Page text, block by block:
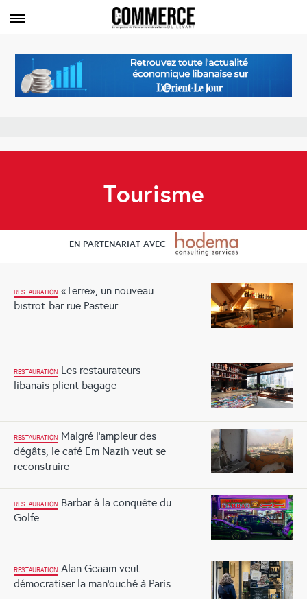
Tourisme
EN PARTENARIAT AVEC
RESTAURATION «Terre», un nouveau
bistrot-bar rue Pasteur
RESTAURATION Les restaurateurs
libanais plient bagage
RESTAURATION Malgré l’ampleur des
dégâts, le café Em Nazih veut se
reconstruire
RESTAURATION Barbar à la conquête du
Golfe
RESTAURATION Alan Geaam veut
démocratiser la man’ouché à Paris